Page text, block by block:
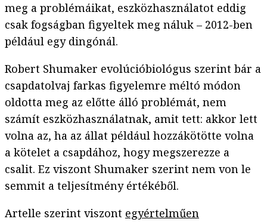
meg a problémáikat, eszközhasználatot eddig
csak fogságban figyeltek meg náluk – 2012-ben
például egy dingónál.
Robert Shumaker evolúcióbiológus szerint bár a
csapdatolvaj farkas figyelemre méltó módon
oldotta meg az előtte álló problémát, nem
számít eszközhasználatnak, amit tett: akkor lett
volna az, ha az állat például hozzákötötte volna
a kötelet a csapdához, hogy megszerezze a
csalit. Ez viszont Shumaker szerint nem von le
semmit a teljesítmény értékéből.
Artelle szerint viszont egyértelműen